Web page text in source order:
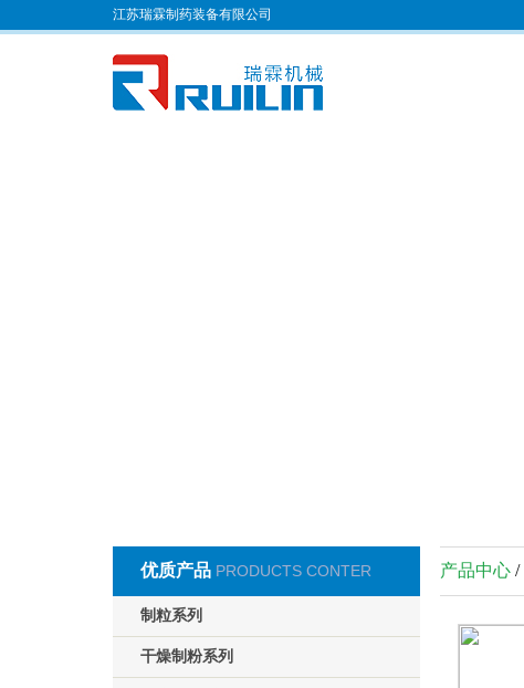
江苏瑞霖制药装备有限公司
优质产品 PRODUCTS CONTER
制粒系列
干燥制粉系列
产品中心 /